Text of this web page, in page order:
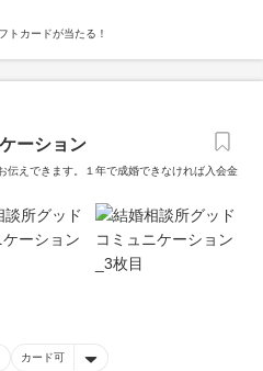
トカードが当たる！
ーション
伝えできます。１年で成婚できなければ入会金
カード可